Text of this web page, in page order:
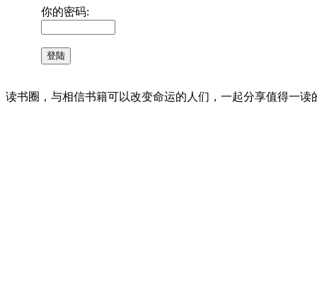
你的密码:
读书圈，与相信书籍可以改变命运的人们，一起分享值得一读